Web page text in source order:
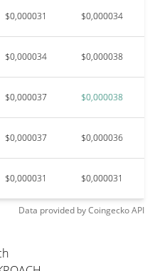
$0,000031 $0,000034
$0,000034 $0,000038
$0,000037 $0,000038
$0,000037 $0,000036
$0,000031 $0,000031
Data provided byCoingeckoAPI